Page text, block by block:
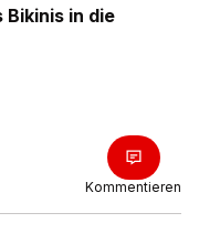
in die
Kommentieren